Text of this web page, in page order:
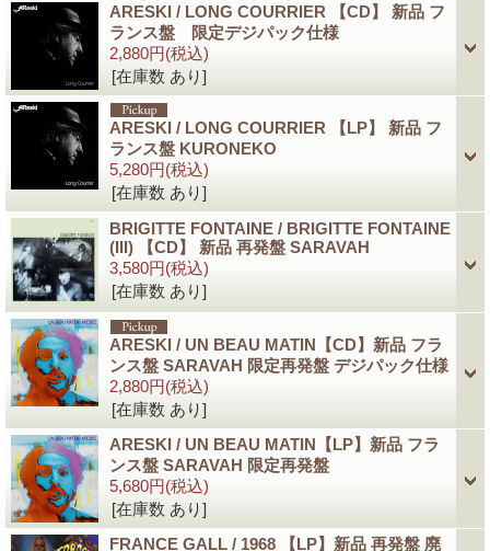
ARESKI / LONG COURRIER 【CD】 新品 フ
ランス盤 限定デジパック仕様
2,880円(税込)
[在庫数 あり]
ARESKI / LONG COURRIER 【LP】 新品 フ
ランス盤 KURONEKO
5,280円(税込)
[在庫数 あり]
BRIGITTE FONTAINE / BRIGITTE FONTAINE
(III) 【CD】 新品 再発盤 SARAVAH
3,580円(税込)
[在庫数 あり]
ARESKI / UN BEAU MATIN【CD】新品 フラ
ンス盤 SARAVAH 限定再発盤 デジパック仕様
2,880円(税込)
[在庫数 あり]
ARESKI / UN BEAU MATIN【LP】新品 フラ
ンス盤 SARAVAH 限定再発盤
5,680円(税込)
[在庫数 あり]
FRANCE GALL / 1968 【LP】新品 再発盤 廃